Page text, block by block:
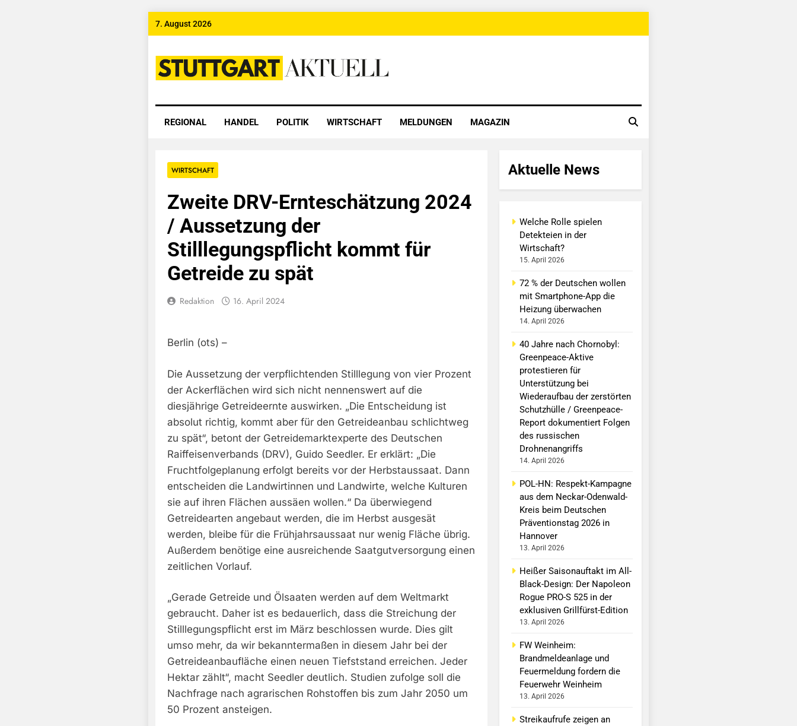
Skip
7. August 2026
Stuttgart Aktuell
REGIONAL HANDEL POLITIK WIRTSCHAFT MELDUNGEN MAGAZIN
WIRTSCHAFT
Zweite DRV-Ernteschätzung 2024
/ Aussetzung der
Stilllegungspflicht kommt für
Getreide zu spät
Redaktion 16. April 2024
Berlin (ots) –
Die Aussetzung der verpflichtenden Stilllegung von vier Prozent
der Ackerflächen wird sich nicht nennenswert auf die
diesjährige Getreideernte auswirken. „Die Entscheidung ist
absolut richtig, kommt aber für den Getreideanbau schlichtweg
zu spät“, betont der Getreidemarktexperte des Deutschen
Raiffeisenverbands (DRV), Guido Seedler. Er erklärt: „Die
Fruchtfolgeplanung erfolgt bereits vor der Herbstaussaat. Dann
entscheiden die Landwirtinnen und Landwirte, welche Kulturen
sie auf ihren Flächen aussäen wollen.“ Da überwiegend
Getreidearten angebaut werden, die im Herbst ausgesät
werden, bleibe für die Frühjahrsaussaat nur wenig Fläche übrig.
Außerdem benötige eine ausreichende Saatgutversorgung einen
zeitlichen Vorlauf.
„Gerade Getreide und Ölsaaten werden auf dem Weltmarkt
gebraucht. Daher ist es bedauerlich, dass die Streichung der
Stilllegungspflicht erst im März beschlossen wurde. Dies gilt
umso mehr, da wir bekanntermaßen in diesem Jahr bei der
Getreideanbaufläche einen neuen Tiefststand erreichen. Jeder
Hektar zählt“, macht Seedler deutlich. Studien zufolge soll die
Nachfrage nach agrarischen Rohstoffen bis zum Jahr 2050 um
50 Prozent ansteigen.
Aktuelle News
Welche Rolle spielen
Detekteien in der
Wirtschaft?
15. April 2026
72 % der Deutschen wollen
mit Smartphone-App die
Heizung überwachen
14. April 2026
40 Jahre nach Chornobyl:
Greenpeace-Aktive
protestieren für
Unterstützung bei
Wiederaufbau der zerstörten
Schutzhülle / Greenpeace-
Report dokumentiert Folgen
des russischen
Drohnenangriffs
14. April 2026
POL-HN: Respekt-Kampagne
aus dem Neckar-Odenwald-
Kreis beim Deutschen
Präventionstag 2026 in
Hannover
13. April 2026
Heißer Saisonauftakt im All-
Black-Design: Der Napoleon
Rogue PRO-S 525 in der
exklusiven Grillfürst-Edition
13. April 2026
FW Weinheim:
Brandmeldeanlage und
Feuermeldung fordern die
Feuerwehr Weinheim
13. April 2026
Streikaufrufe zeigen an